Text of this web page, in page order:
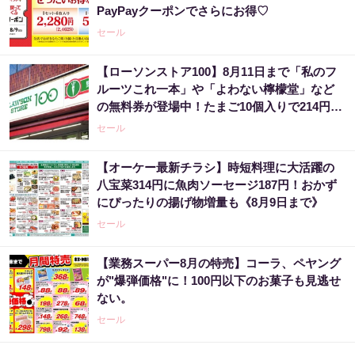
PayPayクーポンでさらにお得♡
セール
【ローソンストア100】8月11日まで「私のフ
ルーツこれ一本」や「よわない檸檬堂」など
の無料券が登場中！たまご10個入りで214円な
どのお得企画も見逃せない。
セール
【オーケー最新チラシ】時短料理に大活躍の
八宝菜314円に魚肉ソーセージ187円！おかず
にぴったりの揚げ物増量も《8月9日まで》
セール
【業務スーパー8月の特売】コーラ、ペヤング
が"爆弾価格"に！100円以下のお菓子も見逃せ
ない。
セール